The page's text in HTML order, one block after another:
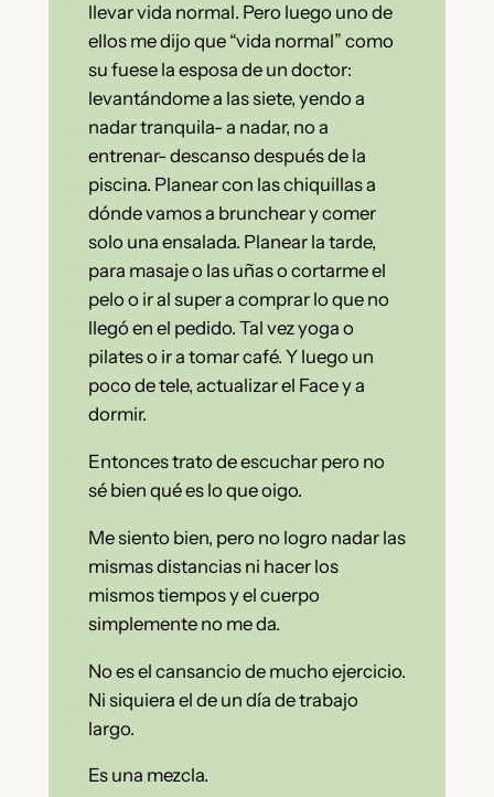
llevar vida normal. Pero luego uno de
ellos me dijo que “vida normal” como
su fuese la esposa de un doctor:
levantándome a las siete, yendo a
nadar tranquila- a nadar, no a
entrenar- descanso después de la
piscina. Planear con las chiquillas a
dónde vamos a brunchear y comer
solo una ensalada. Planear la tarde,
para masaje o las uñas o cortarme el
pelo o ir al super a comprar lo que no
llegó en el pedido. Tal vez yoga o
pilates o ir a tomar café. Y luego un
poco de tele, actualizar el Face y a
dormir.
Entonces trato de escuchar pero no
sé bien qué es lo que oigo.
Me siento bien, pero no logro nadar las
mismas distancias ni hacer los
mismos tiempos y el cuerpo
simplemente no me da.
No es el cansancio de mucho ejercicio.
Ni siquiera el de un día de trabajo
largo.
Es una mezcla.